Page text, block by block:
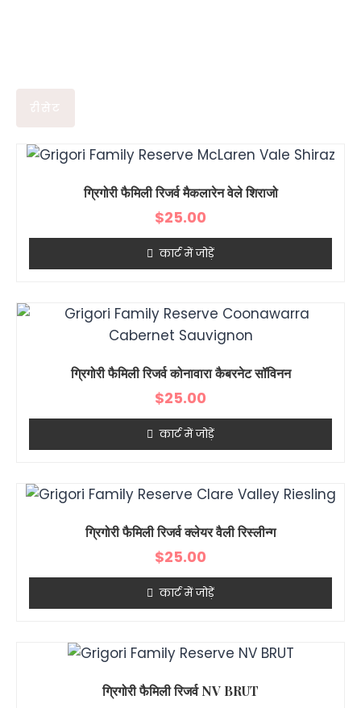
ग्रिगोरी फैमिली रिजर्व मैकलारेन वेले शिराजो
$25.00
कार्ट में जोड़ें
ग्रिगोरी फैमिली रिजर्व कोनावारा कैबरनेट सॉविनन
$25.00
कार्ट में जोड़ें
ग्रिगोरी फैमिली रिजर्व क्लेयर वैली रिस्लीन्ग
$25.00
कार्ट में जोड़ें
ग्रिगोरी फैमिली रिजर्व NV BRUT